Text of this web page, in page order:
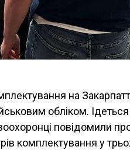
на
обліком.
повідомили
комплектування у